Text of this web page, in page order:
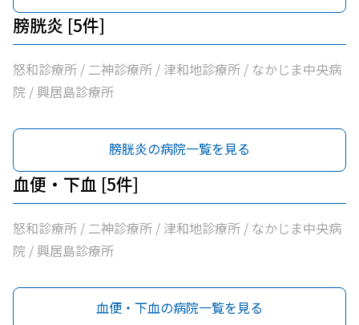
膀胱炎 [5件]
怒和診療所 / 二神診療所 / 津和地診療所 / なかじま中央病
院 / 興居島診療所
膀胱炎の病院一覧を見る
血便・下血 [5件]
怒和診療所 / 二神診療所 / 津和地診療所 / なかじま中央病
院 / 興居島診療所
血便・下血の病院一覧を見る